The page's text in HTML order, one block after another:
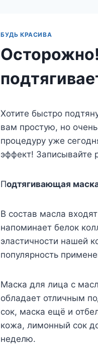
БУДЬ КРАСИВА
Хотите быстро
вам простую, но
процедуру уже
эффект! Записывайте
Подтягивающая
В состав масла
напоминает белок
эластичности нашей
популярность
Маска для лица с
обладает отличным
сок, маска ещё и
кожа, лимонный сок
неделю.